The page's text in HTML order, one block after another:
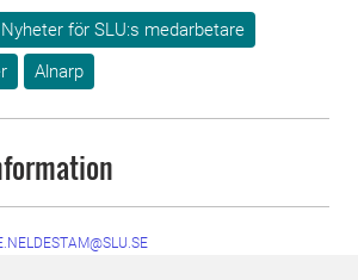
Nyheter för SLU:s medarbetare
Alnarp